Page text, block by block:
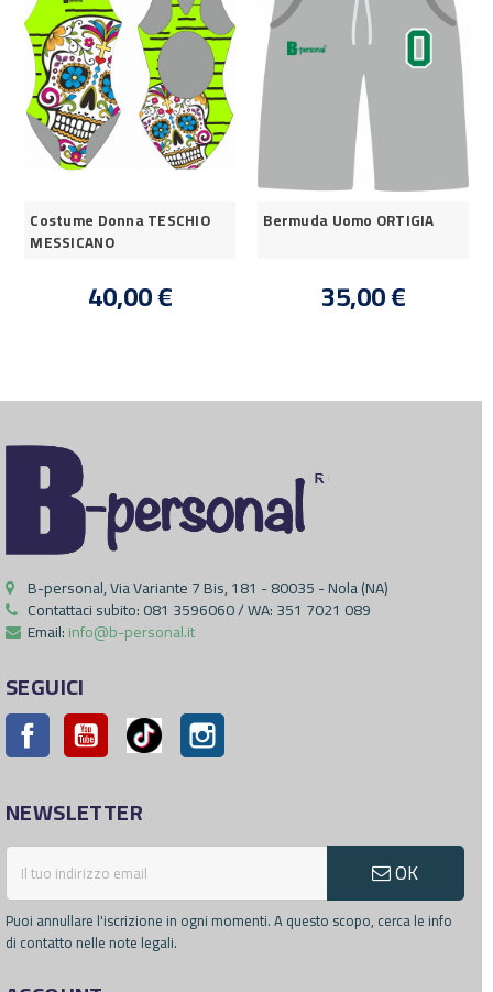
Costume Donna TESCHIO
MESSICANO
40,00 €
Bermuda Uomo ORTIGIA
35,00 €
B-personal, Via Variante 7 Bis, 181 - 80035 - Nola (NA)
Contattaci subito:081 3596060 / WA: 351 7021 089
Email:info@b-personal.it
SEGUICI
Facebook YouTube Pinterest
NEWSLETTER
OK
Puoi annullare l'iscrizione in ogni momenti. A questo scopo, cerca le info
di contatto nelle note legali.